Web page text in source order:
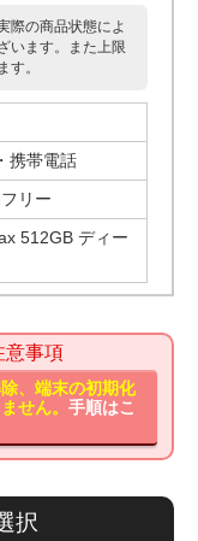
際の商品状態によ
います。また上限
す。
携帯電話
リー
512GB ディー
意事項
、端末の初期化
せん。手順はこ
択